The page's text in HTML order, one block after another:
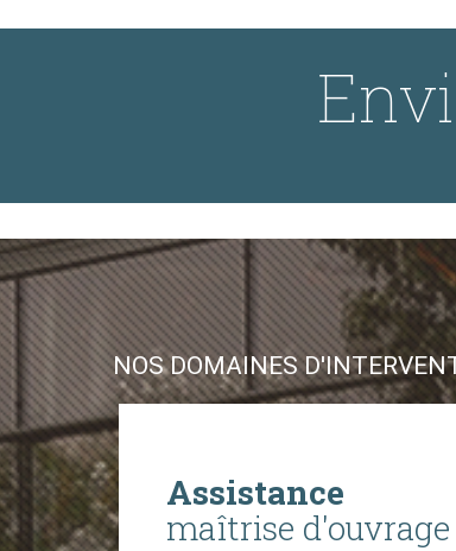
NOS DOMAINES
Assistance
maîtrise d'ouvrage